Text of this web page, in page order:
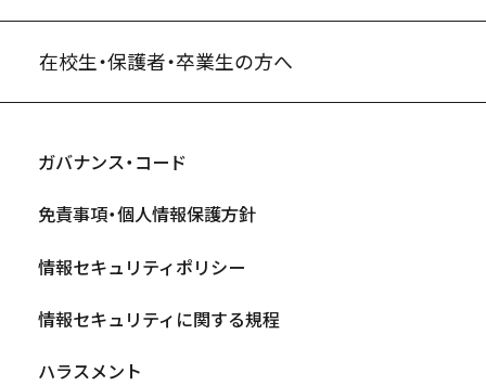
在校生・保護者・卒業生の方へ
ガバナンス・コード
免責事項・個人情報保護方針
情報セキュリティポリシー
情報セキュリティに関する規程
ハラスメント